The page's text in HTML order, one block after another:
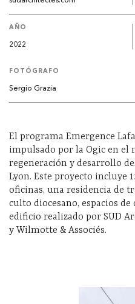
AÑO
2022
FOTÓGRAFO
Sergio Grazia
El programa Emergence
impulsado por la Ogic en el
regeneración y desarrollo
Lyon. Este proyecto incluye
oficinas, una residencia de
culto diocesano, espacios
edificio realizado por SUD
y Wilmotte & Associés.